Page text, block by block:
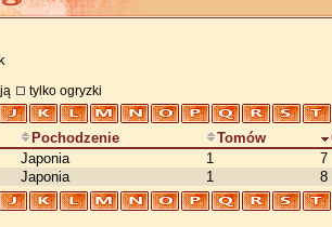
tylko ogryzki
Pochodzenie Tomów
Japonia 1 7
Japonia 1 8